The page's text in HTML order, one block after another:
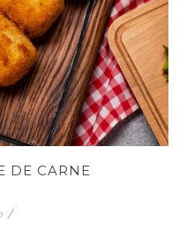
DE CARNE
/